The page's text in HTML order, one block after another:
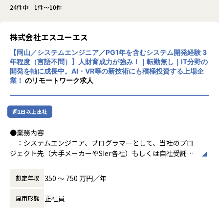
24件中 1件～10件
株式会社エスユーエス
【岡山／システムエンジニア／PG1年を含むシステム開発経験 3
年程度（言語不問）】人財育成力が強み！｜転勤無し｜IT分野の
開発を軸に成長中。AI・VR等の新技術にも積極投資する上場企
業！ のリモートワーク求人
週1日以上出社
●業務内容
：システムエンジニア、プログラマーとして、当社のプロ
ジェクト先（大手メーカーやSIer各社）もしくは自社受託プ
案件は多数ございますので、ご希望とスキルに応じてポ
ジションを決定いたします
【プロジェクト一例】
想定年収 350 〜 750 万円／年
雇用形態 正社員